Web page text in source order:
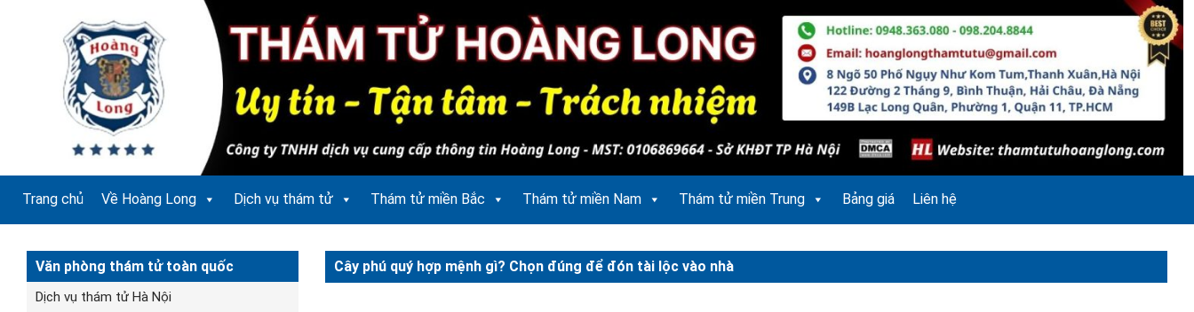
Trang chủ Về Hoàng Long Dịch vụ thám tử Thám tử miền Bắc Thám tử miền Nam Thám tử miền Trung Bảng giá Liên hệ
Văn phòng thám tử toàn quốc
Dịch vụ thám tử Hà Nội
Cây phú quý hợp mệnh gì? Chọn đúng để đón tài lộc vào nhà